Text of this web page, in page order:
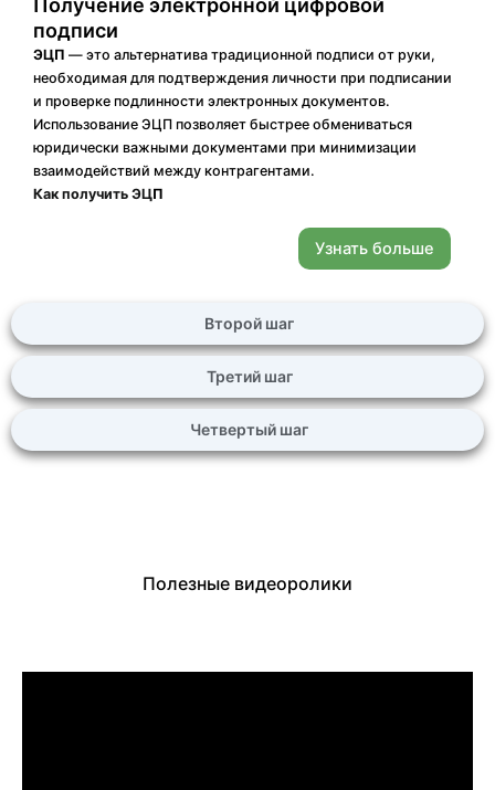
Второй шаг
Третий шаг
Четвертый шаг
Получение электронной цифровой
подписи
ЭЦП — это альтернатива традиционной подписи от руки,
необходимая для подтверждения личности при подписании
и проверке подлинности электронных документов.
Использование ЭЦП позволяет быстрее обмениваться
юридически важными документами при минимизации
взаимодействий между контрагентами.
Как получить ЭЦП
Узнать больше
Полезные видеоролики